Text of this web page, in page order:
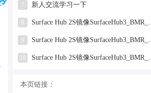
7 新人交流学习一下
8 Surface Hub 2S镜像SurfaceHub3_BMR_155000_2025.819.11244626.zip网盘下载
9 Surface Hub 2S镜像SurfaceHub3_BMR_155000_2025.319.9959381.zip网盘下载
10 Surface Hub 2S镜像SurfaceHub3_BMR_155000_2024.731.9330938.zip网盘下载
本页链接：